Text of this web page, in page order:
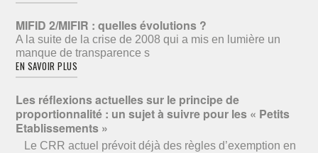
MIFID 2/MIFIR : quelles évolutions ?
A la suite de la crise de 2008 qui a mis en lumière un
manque de transparence s
EN SAVOIR PLUS
Les réflexions actuelles sur le principe de
proportionnalité : un sujet à suivre pour les « Petits
Etablissements »
Le CRR actuel prévoit déjà des règles d’exemption en